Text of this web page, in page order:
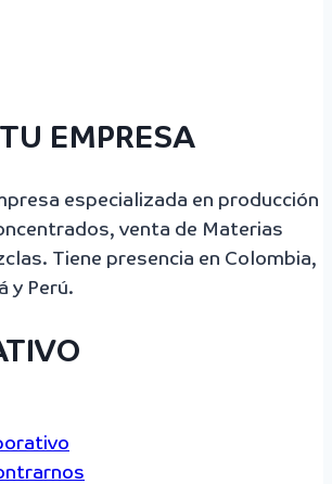
EMPRESA
especializada en producción
venta de Materias
Tiene presencia en Colombia,
y Perú.